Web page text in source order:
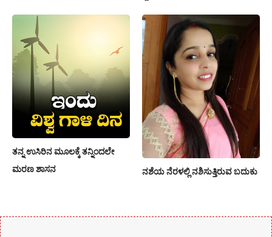
ತನ್ನ ಉಸಿರಿನ ಮೂಲಕ್ಕೆ ತನ್ನಿಂದಲೇ
ಮರಣ ಶಾಸನ
ನಶೆಯ ನೆರಳಲ್ಲಿ ನಶಿಸುತ್ತಿರುವ ಬದುಕು